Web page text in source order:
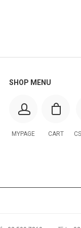
SHOP MENU
MYPAGE CART